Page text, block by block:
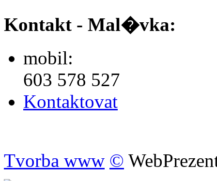
Kontakt - Mal�vka:
mobil:
603 578 527
Kontaktovat
Tvorba www ©